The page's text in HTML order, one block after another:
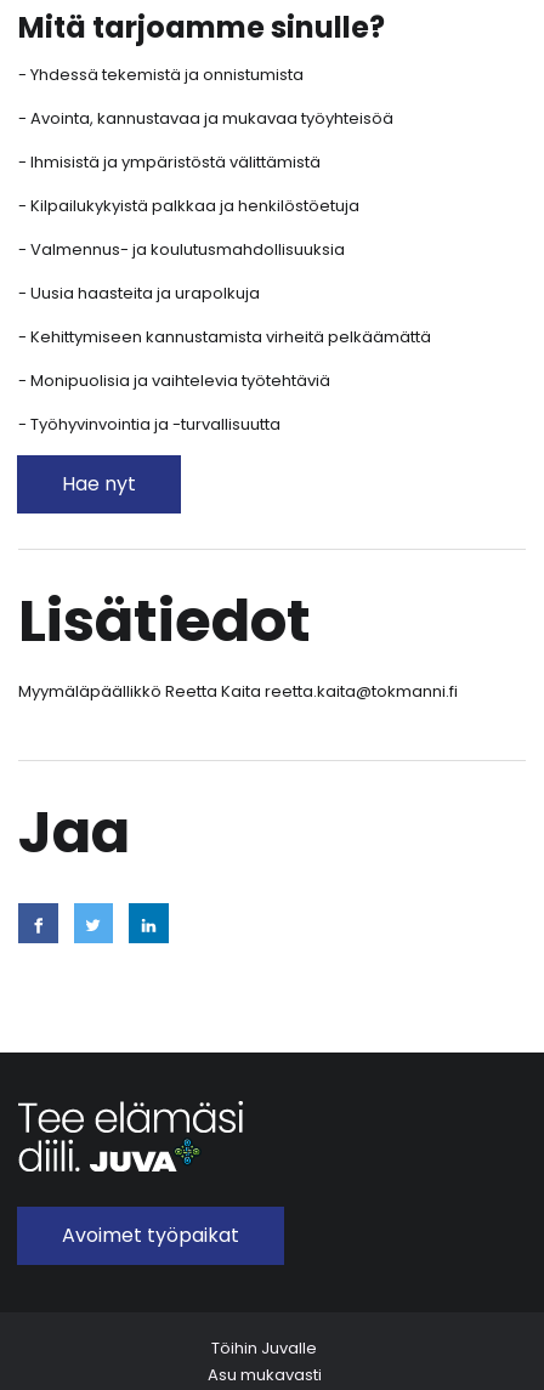
Mitä tarjoamme sinulle?
- Yhdessä tekemistä ja onnistumista
- Avointa, kannustavaa ja mukavaa työyhteisöä
- Ihmisistä ja ympäristöstä välittämistä
- Kilpailukykyistä palkkaa ja henkilöstöetuja
- Valmennus- ja koulutusmahdollisuuksia
- Uusia haasteita ja urapolkuja
- Kehittymiseen kannustamista virheitä pelkäämättä
- Monipuolisia ja vaihtelevia työtehtäviä
- Työhyvinvointia ja -turvallisuutta
Hae nyt
Lisätiedot
Myymäläpäällikkö Reetta Kaita reetta.kaita@tokmanni.fi
Jaa
Avoimet työpaikat
Töihin Juvalle
Asu mukavasti